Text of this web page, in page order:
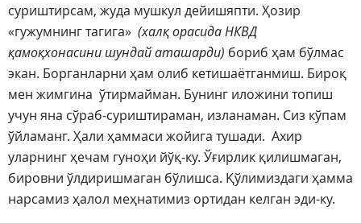
суриштирсам, жуда мушкул дейишяпти. Ҳозир
«гужумнинг тагига» (халқ орасида НКВД
қамоқхонасини шундай аташарди) бориб ҳам бўлмас
экан. Борганларни ҳам олиб кетишаётганмиш. Бироқ
мен жимгина ўтирмайман. Бунинг иложини топиш
учун яна сўраб-суриштираман, изланаман. Сиз кўпам
ўйламанг. Ҳали ҳаммаси жойига тушади. Ахир
уларнинг ҳечам гуноҳи йўқ-ку. Ўғирлик қилишмаган,
бировни ўлдиришмаган бўлишса. Қўлимиздаги ҳамма
нарсамиз ҳалол меҳнатимиз ортидан келган эди-ку.